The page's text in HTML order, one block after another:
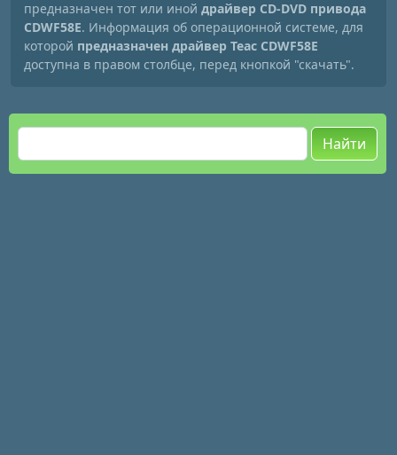
предназначен тот или иной драйвер CD-DVD привода
CDWF58E. Информация об операционной системе, для
которой предназначен драйвер Teac CDWF58E
доступна в правом столбце, перед кнопкой "скачать".
Найти